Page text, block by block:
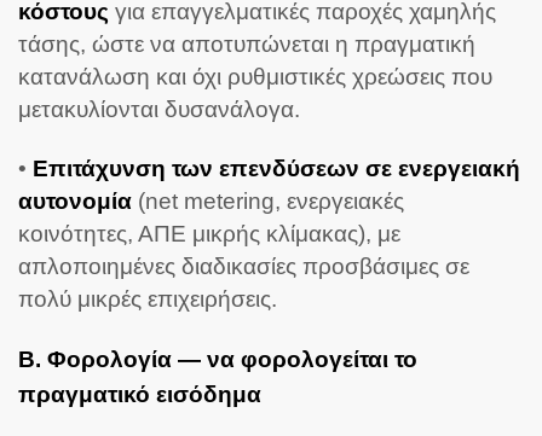
κόστους για επαγγελματικές παροχές χαμηλής
τάσης, ώστε να αποτυπώνεται η πραγματική
κατανάλωση και όχι ρυθμιστικές χρεώσεις που
μετακυλίονται δυσανάλογα.
• Επιτάχυνση των επενδύσεων σε ενεργειακή
αυτονομία (net metering, ενεργειακές
κοινότητες, ΑΠΕ μικρής κλίμακας), με
απλοποιημένες διαδικασίες προσβάσιμες σε
πολύ μικρές επιχειρήσεις.
Β. Φορολογία — να φορολογείται το
πραγματικό εισόδημα